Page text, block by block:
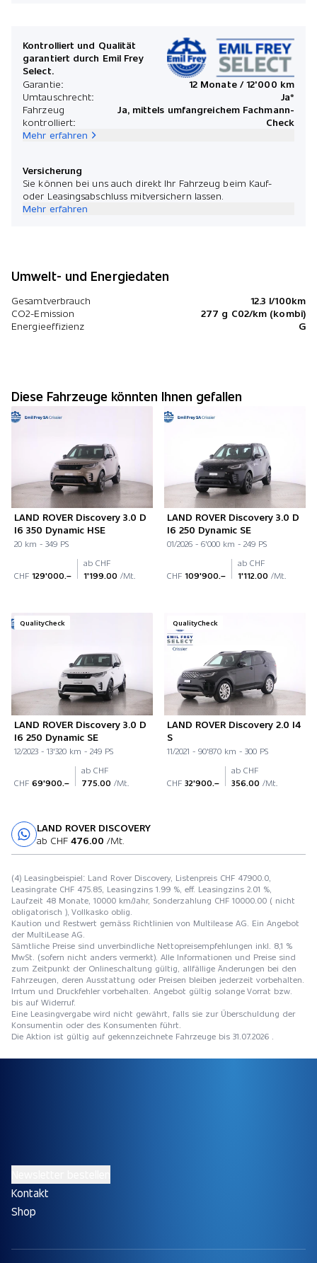
Kontrolliert und Qualität
garantiert durch Emil Frey
Select.
Garantie:
12 Monate / 12'000 km
Umtauschrecht:
Ja*
Fahrzeug
kontrolliert:
Ja, mittels umfangreichem Fachmann-
Check
Mehr erfahren
Versicherung
Sie können bei uns auch direkt Ihr Fahrzeug beim Kauf-
oder Leasingsabschluss mitversichern lassen.
Mehr erfahren
Umwelt- und Energiedaten
Gesamtverbrauch
12.3 l/100km
CO2-Emission
277 g C02/km (kombi)
Energieeffizienz
G
Diese Fahrzeuge könnten Ihnen gefallen
LAND ROVER Discovery 3.0 D
I6 350 Dynamic HSE
20 km - 349 PS
CHF 129'000.–
ab CHF
1'199.00 /Mt.
LAND ROVER Discovery 3.0 D
I6 250 Dynamic SE
01/2026 - 6'000 km - 249 PS
CHF 109'900.–
ab CHF
1'112.00 /Mt.
QualityCheck
LAND ROVER Discovery 3.0 D
I6 250 Dynamic SE
12/2023 - 13'320 km - 249 PS
CHF 69'900.–
ab CHF
775.00 /Mt.
QualityCheck
LAND ROVER Discovery 2.0 I4
S
11/2021 - 90'870 km - 300 PS
CHF 32'900.–
ab CHF
356.00 /Mt.
LAND ROVER DISCOVERY
ab CHF 476.00 /Mt.
(4) Leasingbeispiel: Land Rover Discovery, Listenpreis CHF 47900.0,
Leasingrate CHF 475.85, Leasingzins 1.99 %, eff. Leasingzins 2.01 %,
Laufzeit 48 Monate, 10000 km/Jahr, Sonderzahlung CHF 10000.00 ( nicht
obligatorisch ), Vollkasko oblig.
Kaution und Restwert gemäss Richtlinien von Multilease AG. Ein Angebot
der MultiLease AG.
Sämtliche Preise sind unverbindliche Nettopreisempfehlungen inkl. 8,1 %
MwSt. (sofern nicht anders vermerkt). Alle Informationen und Preise sind
zum Zeitpunkt der Onlineschaltung gültig, allfällige Änderungen bei den
Fahrzeugen, deren Ausstattung oder Preisen bleiben jederzeit vorbehalten.
Irrtum und Druckfehler vorbehalten. Angebot gültig solange Vorrat bzw.
bis auf Widerruf.
Eine Leasingvergabe wird nicht gewährt, falls sie zur Überschuldung der
Konsumentin oder des Konsumenten führt.
Die Aktion ist gültig auf gekennzeichnete Fahrzeuge bis 31.07.2026 .
Kontakt
Shop